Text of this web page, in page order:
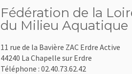
Fédération de la
du Milieu Aquatique
11 rue de la Bavière ZAC Erdre Active
44240 La Chapelle sur Erdre
Téléphone : 02.40.73.62.42